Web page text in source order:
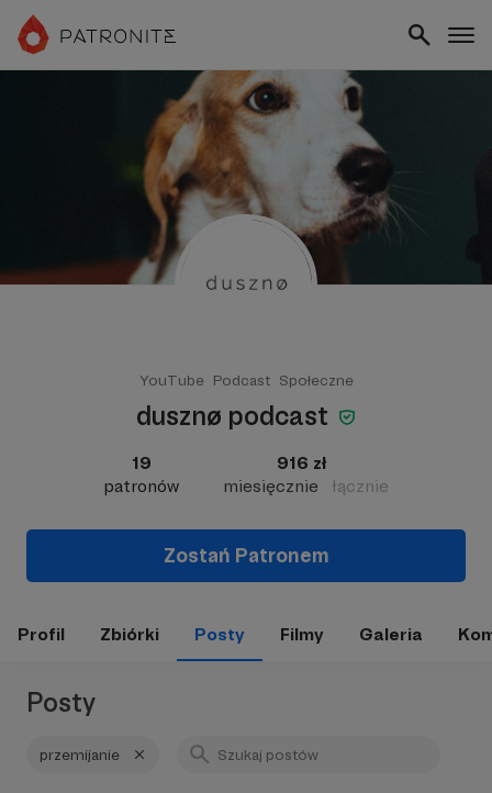
YouTube Podcast Społeczne
dusznø podcast
19
patronów
916 zł
miesięcznie
łącznie
Zostań Patronem
Profil Zbiórki Posty Filmy Galeria
Posty
przemijanie